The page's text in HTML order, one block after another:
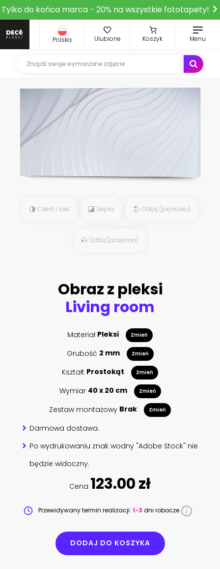
Tylko do końca marca - 20% na wszystkie fototapety!
Polska Ulubione Koszyk Menu
Czerń i biel Sepia Odbij (pionowo)
Odbij (poziomo)
Obraz z pleksi
Living room
Materiał Pleksi Zmień
Grubość 2 mm Zmień
Kształt Prostokąt Zmień
Wymiar 40 x 20 cm Zmień
Zestaw montażowy Brak Zmień
Darmowa dostawa.
Po wydrukowaniu znak wodny "Adobe Stock" nie
będzie widoczny.
Cena 123.00 zł
Przewidywany termin realizacji: 1-3 dni robocze
DODAJ DO KOSZYKA